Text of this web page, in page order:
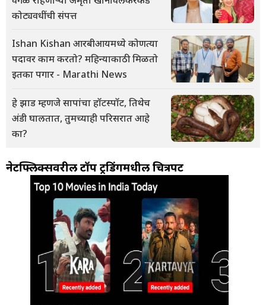
कोट्यवधींची संपत्त
Ishan Kishan आरबीआयमध्ये कोणत्या
पदावर काम करतो? महिन्याकाठी मिळतो
इतका पगार - Marathi News
हे झाड म्हणजे सापांचा हॉटस्पॉट, तिथेच
अंडी घालतात, तुमच्याही परिसरात आहे
का?
नेटफ्लिक्सवरील टॉप ट्रेंडिंगमधील चित्रपट